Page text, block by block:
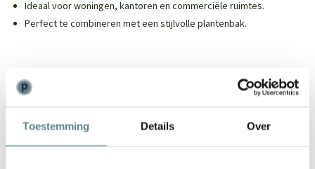
Toestemming Details Over
Ideaal voor woningen, kantoren en commerciële ruimtes.
Perfect te combineren met een stijlvolle plantenbak.
Wil je advies of heb je een vraag? Neem contact op met ons
team!